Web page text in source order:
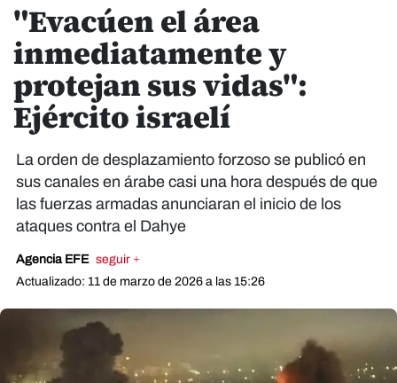
"Evacúen el área
inmediatamente y
protejan sus vidas":
Ejército israelí
La orden de desplazamiento forzoso se publicó en
sus canales en árabe casi una hora después de que
las fuerzas armadas anunciaran el inicio de los
ataques contra el Dahye
Agencia EFE seguir +
Actualizado: 11 de marzo de 2026 a las 15:26